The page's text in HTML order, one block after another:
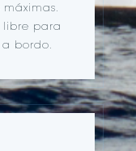
libre para
bordo.